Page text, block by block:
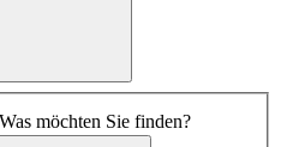
Was möchten Sie finden?